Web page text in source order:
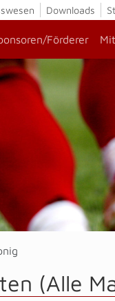
Downloads
Förderer
(Alle